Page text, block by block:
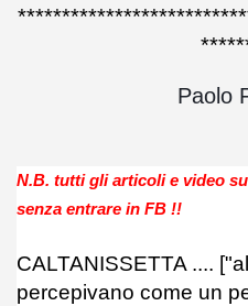
Paolo
N.B. tutti gli articoli e video
senza entrare in FB !!
CALTANISSETTA ....
percepivano come un